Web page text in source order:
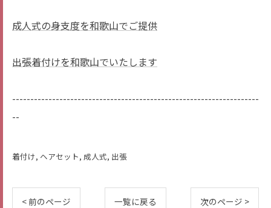
成人式の身支度を和歌山でご提供
出張着付けを和歌山でいたします
--------------------------------------------------------------------
--
着付け ヘアセット 成人式 出張
< 前のページ 一覧に戻る 次のページ >